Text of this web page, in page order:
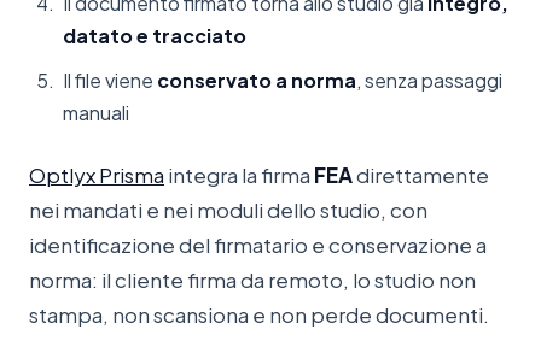
datato e tracciato
Il file viene conservato a norma, senza passaggi
manuali
Optlyx Prisma integra la firma FEAdirettamente
nei mandati e nei moduli dello studio, con
identificazione del firmatario e conservazione a
norma: il cliente firma da remoto, lo studio non
stampa, non scansiona e non perde documenti.